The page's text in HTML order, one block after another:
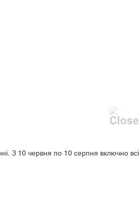
З 10 червня по 10 серпня включно всі